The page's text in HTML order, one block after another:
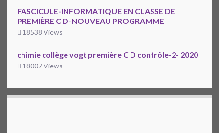
FASCICULE-INFORMATIQUE EN CLASSE DE
PREMIÈRE C D-NOUVEAU PROGRAMME
18538 Views
chimie collège vogt première C D contrôle-2- 2020
18007 Views